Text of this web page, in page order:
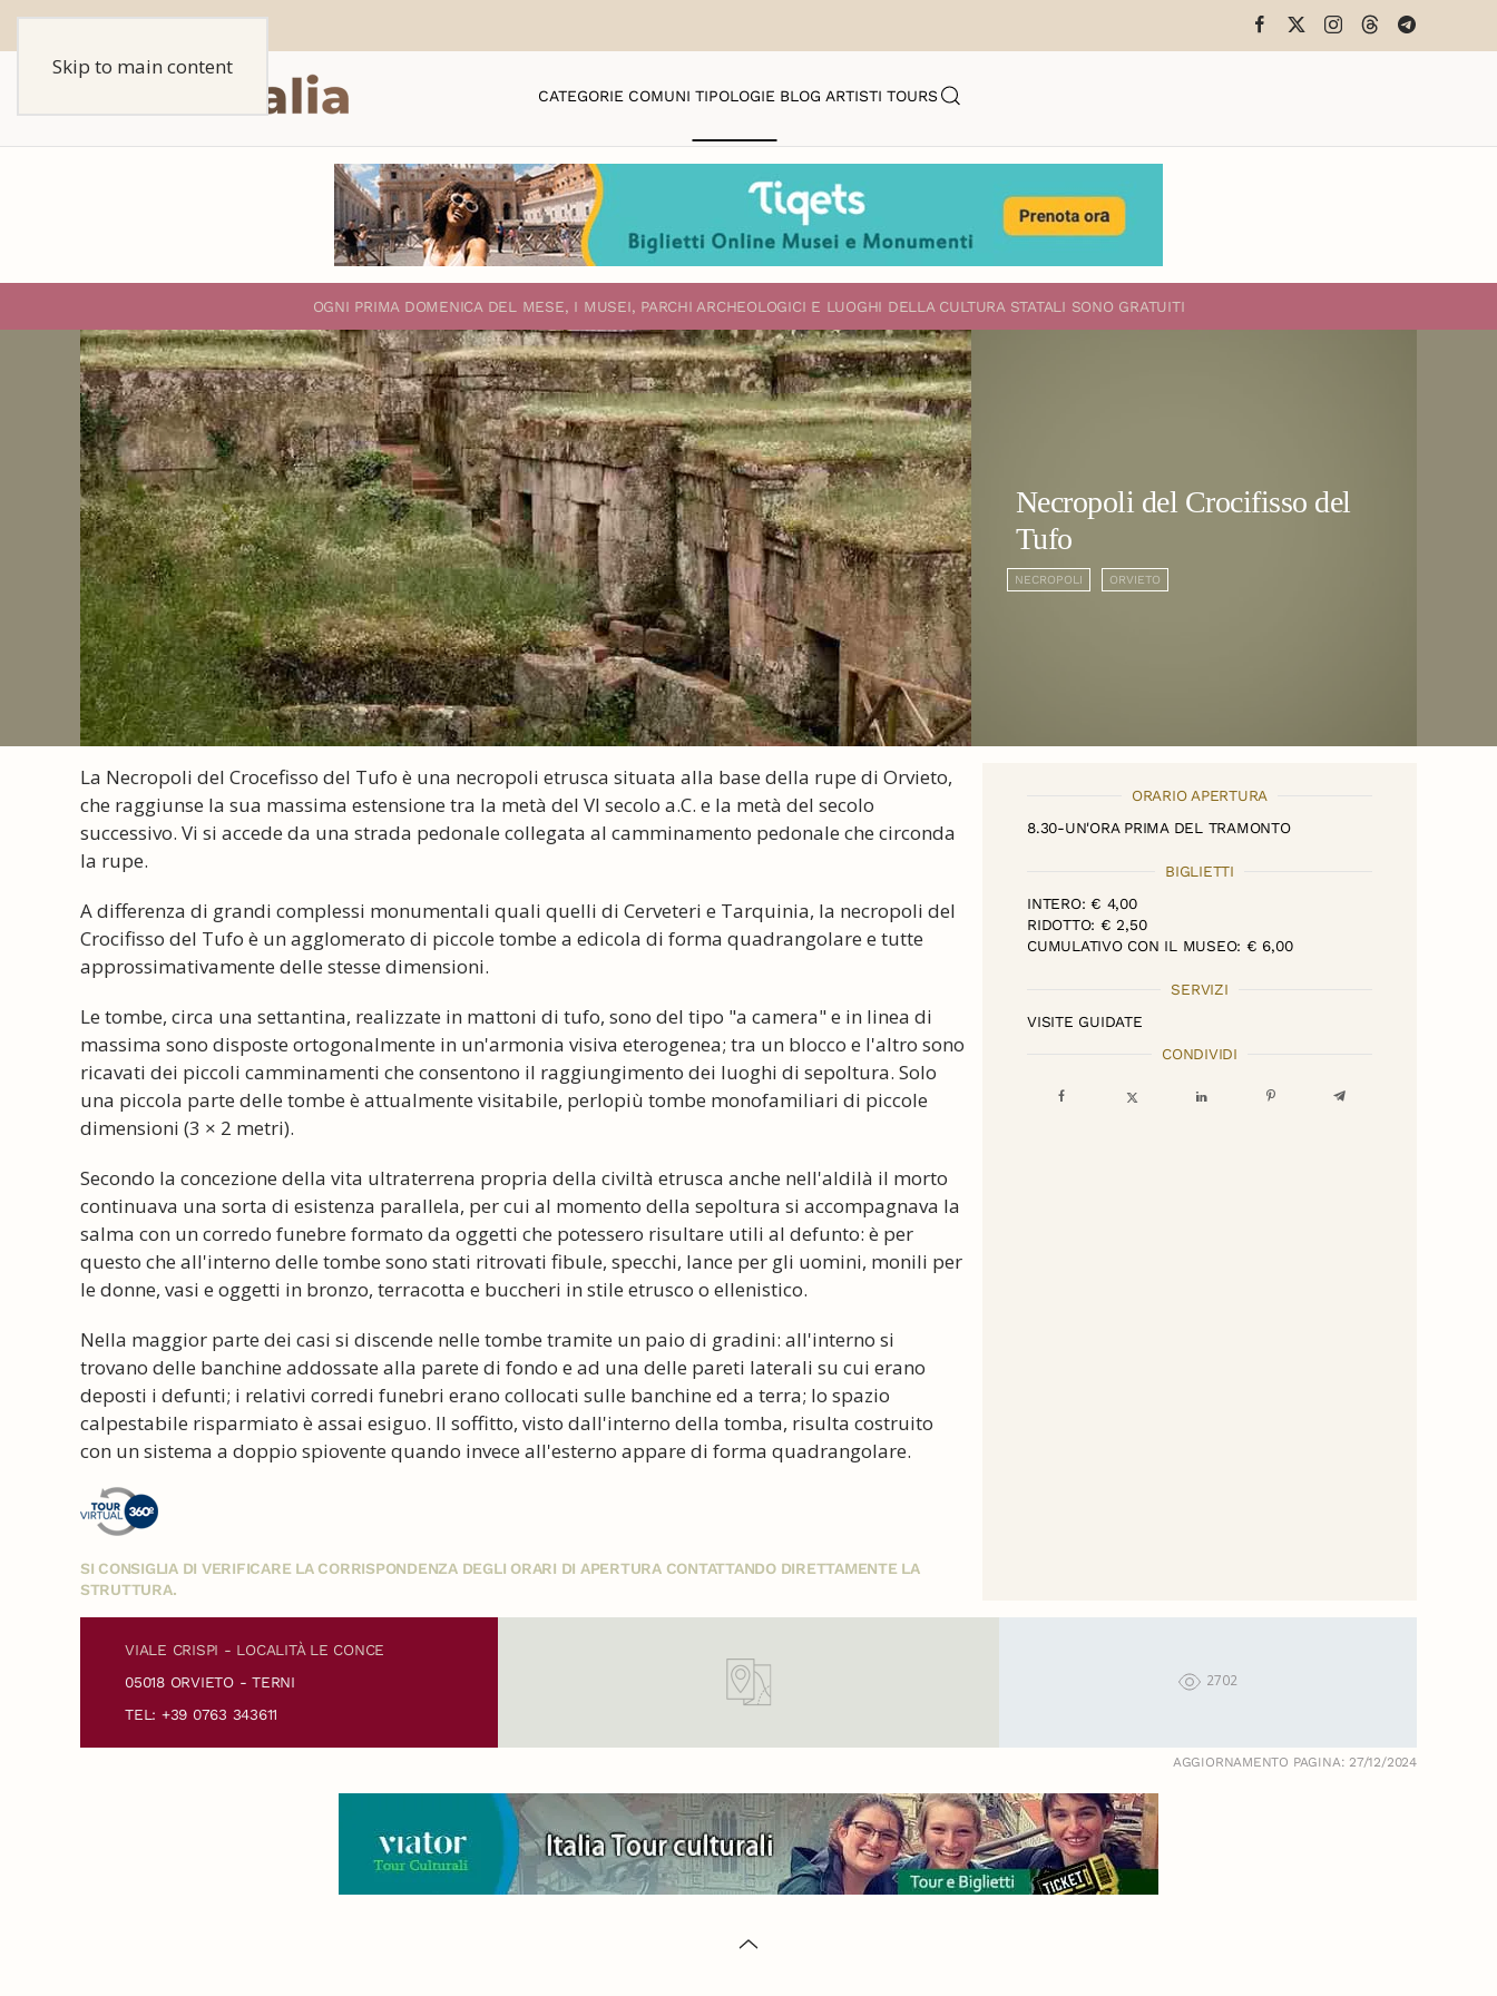
Skip to main content
CATEGORIE COMUNI TIPOLOGIE BLOG ARTISTI TOURS
OGNI PRIMA DOMENICA DEL MESE, I MUSEI, PARCHI ARCHEOLOGICI E LUOGHI DELLA CULTURA STATALI SONO GRATUITI
Necropoli del Crocifisso del
Tufo
NECROPOLI ORVIETO
La Necropoli del Crocefisso del Tufo è una necropoli etrusca situata alla base della rupe di Orvieto,
che raggiunse la sua massima estensione tra la metà del VI secolo a.C. e la metà del secolo
successivo. Vi si accede da una strada pedonale collegata al camminamento pedonale che circonda
la rupe.
A differenza di grandi complessi monumentali quali quelli di Cerveteri e Tarquinia, la necropoli del
Crocifisso del Tufo è un agglomerato di piccole tombe a edicola di forma quadrangolare e tutte
approssimativamente delle stesse dimensioni.
Le tombe, circa una settantina, realizzate in mattoni di tufo, sono del tipo "a camera" e in linea di
massima sono disposte ortogonalmente in un'armonia visiva eterogenea; tra un blocco e l'altro sono
ricavati dei piccoli camminamenti che consentono il raggiungimento dei luoghi di sepoltura. Solo
una piccola parte delle tombe è attualmente visitabile, perlopiù tombe monofamiliari di piccole
dimensioni (3 × 2 metri).
Secondo la concezione della vita ultraterrena propria della civiltà etrusca anche nell'aldilà il morto
continuava una sorta di esistenza parallela, per cui al momento della sepoltura si accompagnava la
salma con un corredo funebre formato da oggetti che potessero risultare utili al defunto: è per
questo che all'interno delle tombe sono stati ritrovati fibule, specchi, lance per gli uomini, monili per
le donne, vasi e oggetti in bronzo, terracotta e buccheri in stile etrusco o ellenistico.
Nella maggior parte dei casi si discende nelle tombe tramite un paio di gradini: all'interno si
trovano delle banchine addossate alla parete di fondo e ad una delle pareti laterali su cui erano
deposti i defunti; i relativi corredi funebri erano collocati sulle banchine ed a terra; lo spazio
calpestabile risparmiato è assai esiguo. Il soffitto, visto dall'interno della tomba, risulta costruito
con un sistema a doppio spiovente quando invece all'esterno appare di forma quadrangolare.
SI CONSIGLIA DI VERIFICARE LA CORRISPONDENZA DEGLI ORARI DI APERTURA CONTATTANDO DIRETTAMENTE LA
STRUTTURA.
ORARIO APERTURA
8.30-UN'ORA PRIMA DEL TRAMONTO
BIGLIETTI
INTERO: € 4,00
RIDOTTO: € 2,50
CUMULATIVO CON IL MUSEO: € 6,00
SERVIZI
VISITE GUIDATE
CONDIVIDI
VIALE CRISPI - LOCALITÀ LE CONCE
05018 ORVIETO - TERNI
TEL: +39 0763 343611
2702
AGGIORNAMENTO PAGINA: 27/12/2024